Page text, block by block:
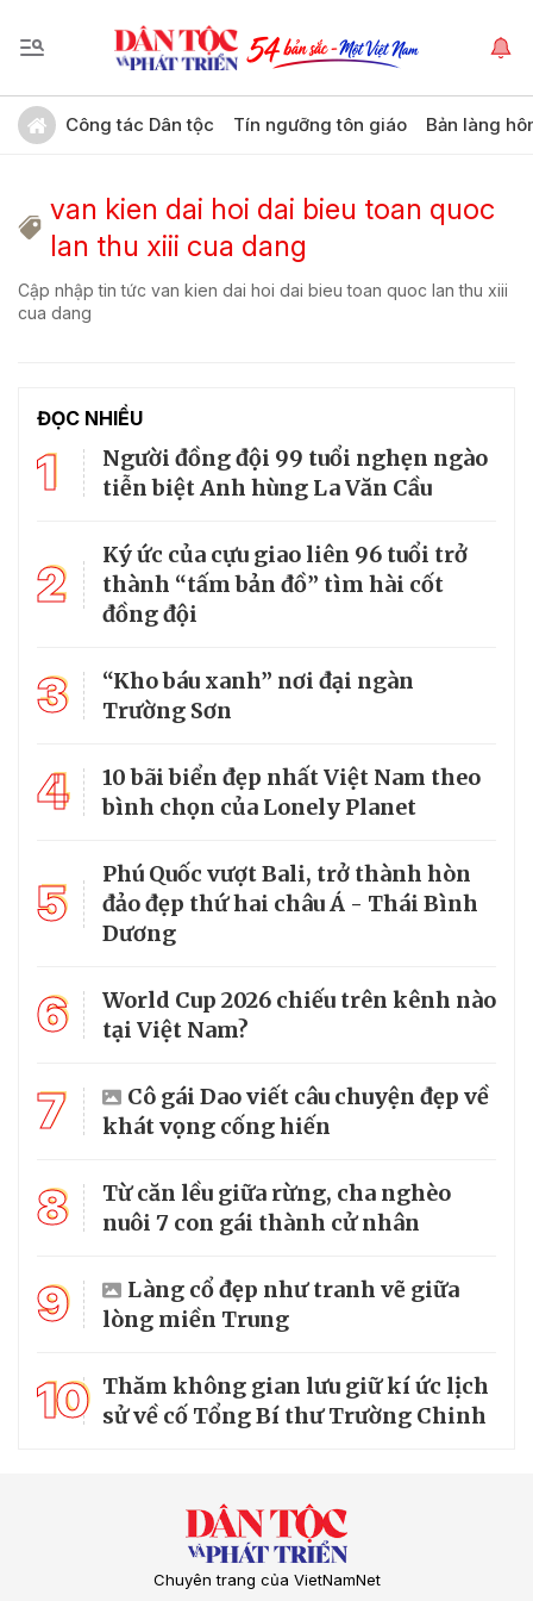
Công tác Dân tộc Tín ngưỡng tôn giáo Bản làng
van kien dai hoi dai bieu toan quoc
lan thu xiii cua dang
Cập nhập tin tức van kien dai hoi dai bieu toan quoc lan thu xiii
cua dang
ĐỌC NHIỀU
1
Người đồng đội 99 tuổi nghẹn ngào
tiễn biệt Anh hùng La Văn Cầu
2
Ký ức của cựu giao liên 96 tuổi trở
thành “tấm bản đồ” tìm hài cốt
đồng đội
3
“Kho báu xanh” nơi đại ngàn
Trường Sơn
4
10 bãi biển đẹp nhất Việt Nam theo
bình chọn của Lonely Planet
5
Phú Quốc vượt Bali, trở thành hòn
đảo đẹp thứ hai châu Á - Thái Bình
Dương
6
World Cup 2026 chiếu trên kênh nào
tại Việt Nam?
7
Cô gái Dao viết câu chuyện đẹp về
khát vọng cống hiến
8
Từ căn lều giữa rừng, cha nghèo
nuôi 7 con gái thành cử nhân
9
Làng cổ đẹp như tranh vẽ giữa
lòng miền Trung
10 Thăm không gian lưu giữ kí ức lịch
sử về cố Tổng Bí thư Trường Chinh
Chuyên trang của VietNamNet